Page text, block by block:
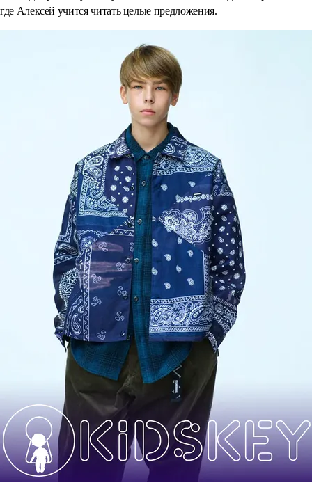
где Алексей учится читать целые предложения.